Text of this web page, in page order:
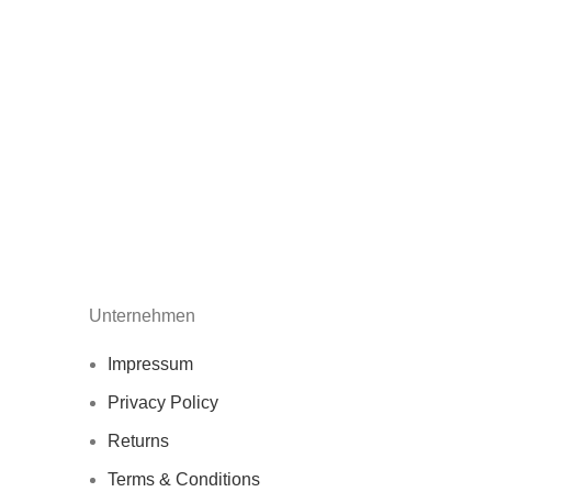
Unternehmen
Impressum
Privacy Policy
Returns
Terms & Conditions